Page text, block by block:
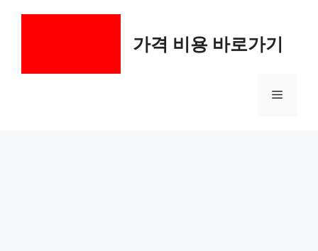
가격 비용 바로가기
메